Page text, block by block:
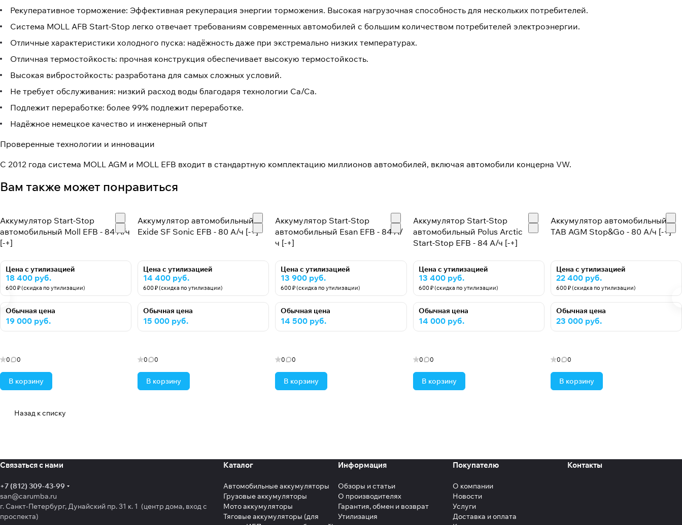
Рекуперативное торможение: Эффективная рекуперация энергии торможения. Высокая нагрузочная способность для нескольких потребителей.
Система MOLL AFB Start-Stop легко отвечает требованиям современных автомобилей с большим количеством потребителей электроэнергии.
Отличные характеристики холодного пуска: надёжность даже при экстремально низких температурах.
Отличная термостойкость: прочная конструкция обеспечивает высокую термостойкость.
Высокая вибростойкость: разработана для самых сложных условий.
Не требует обслуживания: низкий расход воды благодаря технологии Са/Са.
Подлежит переработке: более 99% подлежит переработке.
Надёжное немецкое качество и инженерный опыт
Проверенные технологии и инновации
С 2012 года система MOLL AGM и MOLL EFB входит в стандартную комплектацию миллионов автомобилей, включая автомобили концерна VW.
Вам также может понравиться
Аккумулятор Start-Stop
автомобильный Moll EFB - 84 А/ч
[-+]
Цена с утилизацией
18 400 руб.
600 ₽ (скидка по утилизации)
Обычная цена
19 000 руб.
0 0
В корзину
Аккумулятор автомобильный
Exide SF Sonic EFB - 80 А/ч [-+]
Цена с утилизацией
14 400 руб.
600 ₽ (скидка по утилизации)
Обычная цена
15 000 руб.
0 0
В корзину
Аккумулятор Start-Stop
автомобильный Esan EFB - 84 А/
ч [-+]
Цена с утилизацией
13 900 руб.
600 ₽ (скидка по утилизации)
Обычная цена
14 500 руб.
0 0
В корзину
Аккумулятор Start-Stop
автомобильный Polus Arctic
Start-Stop EFB - 84 А/ч [-+]
Цена с утилизацией
13 400 руб.
600 ₽ (скидка по утилизации)
Обычная цена
14 000 руб.
0 0
В корзину
Аккумулятор автомобильный
TAB AGM Stop&Go - 80 А/ч [-+]
Цена с утилизацией
22 400 руб.
600 ₽ (скидка по утилизации)
Обычная цена
23 000 руб.
0 0
В корзину
Назад к списку
Связаться с нами
+7 (812) 309-43-99
san@carumba.ru
г. Санкт-Петербург, Дунайский пр. 31 к. 1 (центр дома, вход с
проспекта)
Каталог
Автомобильные аккумуляторы
Грузовые аккумуляторы
Мото аккумуляторы
Тяговые аккумуляторы (для
Информация
Обзоры и статьи
О производителях
Гарантия, обмен и возврат
Утилизация
Покупателю
О компании
Новости
Услуги
Доставка и оплата
Контакты